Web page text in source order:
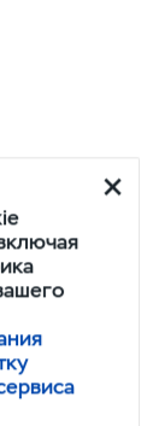
ТР
мер по
года.